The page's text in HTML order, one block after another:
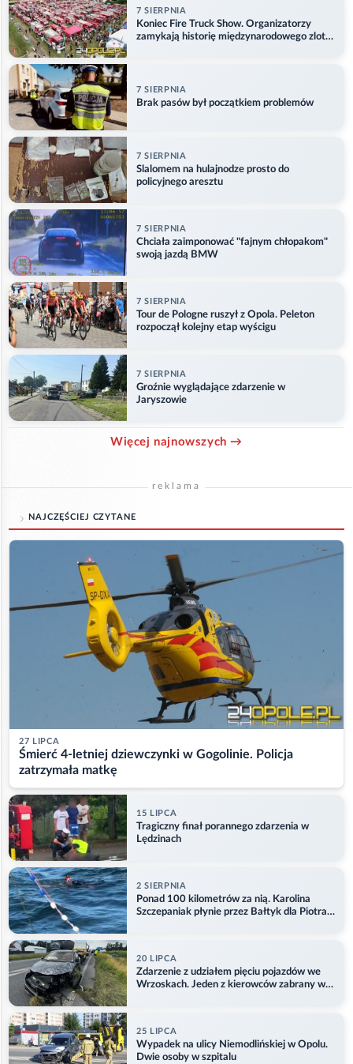
7 SIERPNIA
Koniec Fire Truck Show. Organizatorzy
zamykają historię międzynarodowego zlotu
7 SIERPNIA
Brak pasów był początkiem problemów
7 SIERPNIA
Slalomem na hulajnodze prosto do
policyjnego aresztu
7 SIERPNIA
Chciała zaimponować "fajnym chłopakom"
swoją jazdą BMW
7 SIERPNIA
Tour de Pologne ruszył z Opola. Peleton
rozpoczął kolejny etap wyścigu
7 SIERPNIA
Groźnie wyglądające zdarzenie w
Jaryszowie
Więcej najnowszych →
reklama
NAJCZĘŚCIEJ CZYTANE
27 LIPCA
Śmierć 4-letniej dziewczynki w Gogolinie. Policja
zatrzymała matkę
15 LIPCA
Tragiczny finał porannego zdarzenia w
Lędzinach
2 SIERPNIA
Ponad 100 kilometrów za nią. Karolina
Szczepaniak płynie przez Bałtyk dla Piotra.
20 LIPCA
Zdarzenie z udziałem pięciu pojazdów we
Wrzoskach. Jeden z kierowców zabrany w
25 LIPCA
Wypadek na ulicy Niemodlińskiej w Opolu.
Dwie osoby w szpitalu